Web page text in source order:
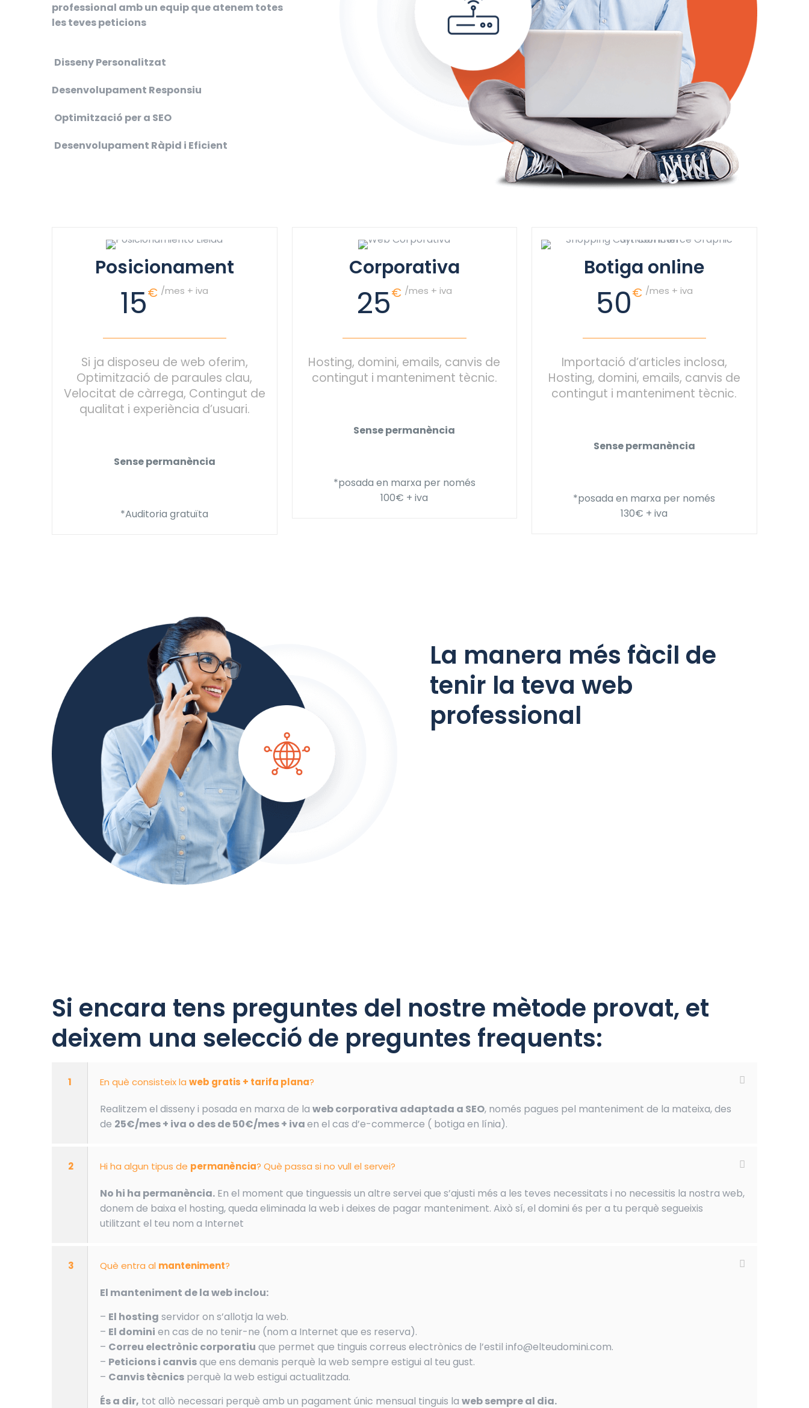
professional amb un equip que atenem totes
les teves peticions
Disseny Personalitzat
Desenvolupament Responsiu
Optimització per a SEO
Desenvolupament Ràpid i Eficient
Posicionament
15€ /mes + iva
Si ja disposeu de web oferim,
Optimització de paraules clau,
Velocitat de càrrega, Contingut de
qualitat i experiència d’usuari.
Sense permanència
*Auditoria gratuïta
Corporativa
25€ /mes + iva
Hosting, domini, emails, canvis de
contingut i manteniment tècnic.
Sense permanència
*posada en marxa per només
100€ + iva
Botiga online
50€ /mes + iva
Importació d’articles inclosa,
Hosting, domini, emails, canvis de
contingut i manteniment tècnic.
Sense permanència
*posada en marxa per només
130€ + iva
La manera més fàcil de
tenir la teva web
professional
Si encara tens preguntes del nostre mètode provat, et
deixem una selecció de preguntes frequents:
1 En què consisteix laweb gratis + tarifa plana?
Realitzem el disseny i posada en marxa de laweb corporativa adaptada a SEO, només pagues pel manteniment de la mateixa, des
de 25€/mes + iva o des de 50€/mes + ivaen el cas d’e-commerce ( botiga en línia).
2 Hi ha algun tipus de permanència? Què passa si no vull el servei?
No hi ha permanència. En el moment que tinguessis un altre servei que s’ajusti més a les teves necessitats i no necessitis la nostra web,
donem de baixa el hosting, queda eliminada la web i deixes de pagar manteniment. Això sí, el domini és per a tu perquè segueixis
utilitzant el teu nom a Internet
3 Què entra al manteniment?
El manteniment de la web inclou:
– El hosting servidor on s’allotja la web.
– El domini en cas de no tenir-ne (nom a Internet que es reserva).
– Correu electrònic corporatiu que permet que tinguis correus electrònics de l’estil info@elteudomini.com.
– Peticions i canvisque ens demanis perquè la web sempre estigui al teu gust.
– Canvis tècnics perquè la web estigui actualitzada.
És a dir, tot allò necessari perquè amb un pagament únic mensual tinguis laweb sempre al dia.